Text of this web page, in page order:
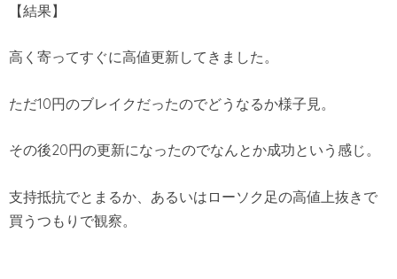
【結果】
高く寄ってすぐに高値更新してきました。
ただ10円のブレイクだったのでどうなるか様子見。
その後20円の更新になったのでなんとか成功という感じ。
支持抵抗でとまるか、あるいはローソク足の高値上抜きで
買うつもりで観察。